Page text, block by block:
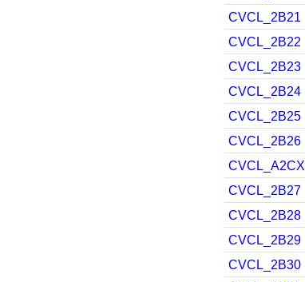
CVCL_2B21
CVCL_2B22
CVCL_2B23
CVCL_2B24
CVCL_2B25
CVCL_2B26
CVCL_A2CX
CVCL_2B27
CVCL_2B28
CVCL_2B29
CVCL_2B30